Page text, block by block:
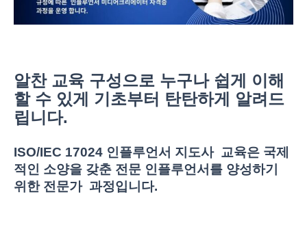
알찬 교육 구성으로 누구나 쉽게 이해
할 수 있게 기초부터 탄탄하게 알려드
립니다.
ISO/IEC 17024 인플루언서 지도사 교육은 국제
적인 소양을 갖춘 전문 인플루언서를 양성하기
위한 전문가 과정입니다.